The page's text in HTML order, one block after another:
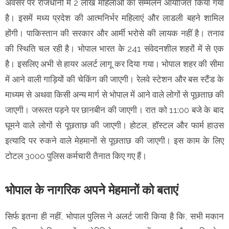
अवसर पर राजधानी में 2 लाख महिलाओं का सम्मेलन आयोजित किया गया
है। इसमें मध्य प्रदेश की आत्मनिर्भर महिलाएं और लाडली बहने शामिल
होंगी। पाकिस्तान की सरकार और आर्मी भरोसे की लायक नहीं है। तनाव
की स्थिति चल रही है। भोपाल भारत के 241 संवेदनशील शहरों में से एक
है। इसलिए अभी से हायर अलर्ट लागू कर दिया गया। भोपाल शहर की सीमा
में आने वाली गाड़ियों की चेकिंग की जाएगी। रेलवे स्टेशन और बस स्टैंड के
माध्यम से अथवा किसी अन्य मार्ग से भोपाल में आने वाले लोगों से पूछताछ की
जाएगी। जरूरत पड़ने पर छानबीन की जाएगी। रात को 11:00 बजे के बाद
घूमने वाले लोगों से पूछताछ की जाएगी। होटल, हॉस्टल और फार्म हाउस
इत्यादि पर रुकने वाले मेहमानों से पूछताछ की जाएगी। इस काम के लिए
टोटल 3000 पुलिस कर्मचारी तैनात किए गए हैं।
भोपाल के नागरिक अपने मेहमानों को बताएं
सिर्फ इतना ही नहीं, भोपाल पुलिस ने अलर्ट जारी किया है कि, सभी मकान